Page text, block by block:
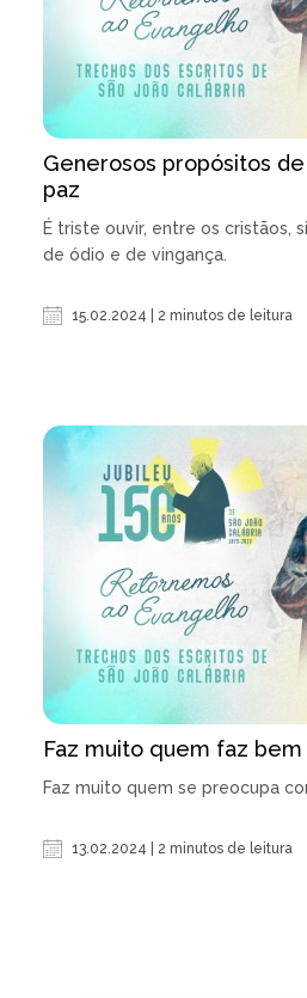
Generosos propósitos
paz
É triste ouvir, entre os cristãos,
de ódio e de vingança.
15.02.2024 | 2 minutos de leitura
Faz muito quem faz bem
Faz muito quem se preocupa
13.02.2024 | 2 minutos de leitura